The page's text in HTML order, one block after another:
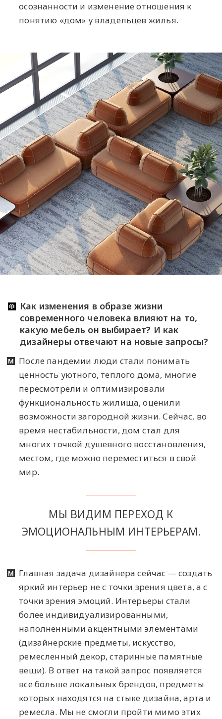
осознанности и изменение отношения к
понятию «дом» у владельцев жилья.
Как изменения в образе жизни
современного человека влияют на то,
какую мебель он выбирает? И как
дизайнеры отвечают на новые запросы?
После пандемии люди стали понимать
ценность уютного, теплого дома, многие
пересмотрели и оптимизировали
функциональность жилища, оценили
возможности загородной жизни. Сейчас, во
время нестабильности, дом стал для
многих точкой душевного восстановления,
местом, где можно переместиться в свой
мир.
МЫ ВИДИМ ПЕРЕХОД К
ЭМОЦИОНАЛЬНЫМ ИНТЕРЬЕРАМ.
Главная задача дизайнера сейчас — создать
яркий интерьер не с точки зрения цвета, а с
точки зрения эмоций. Интерьеры стали
более индивидуализированными,
наполненными акцентными элементами
(дизайнерские предметы, искусство,
ремесленный декор, старинные памятные
вещи). В ответ на такой запрос появляется
все больше локальных брендов, предметы
которых находятся на стыке дизайна, арта и
ремесла. Мы не смогли пройти мимо этих